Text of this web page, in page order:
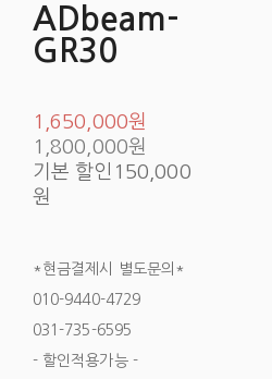
ADbeam-
GR30
1,650,000원
1,800,000원
기본 할인 150,000
원
*현금결제시 별도문의*
010-9440-4729
031-735-6595
- 할인적용가능 -